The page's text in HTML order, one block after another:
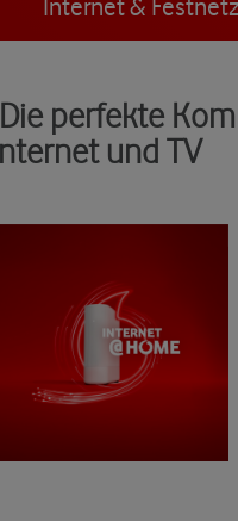
Internet &
perfekte
und TV